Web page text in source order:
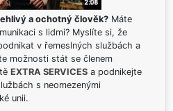
a ochotný člověk? Máte
s lidmi? Myslíte si, že
v řemeslných službách a
možnosti stát se členem
EXTRA SERVICES a podnikejte
s neomezenými
unii.